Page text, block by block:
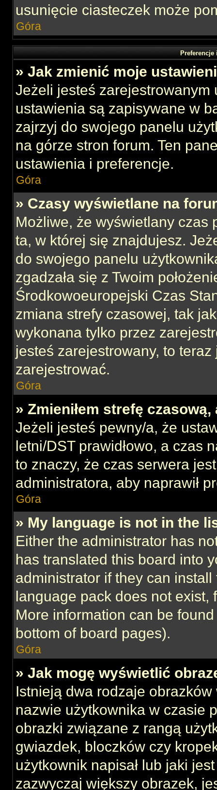
usunięcie ciasteczek może
Góra
» Jak zmienić moje
Jeżeli jesteś zarejestrowanym
ustawienia są zapisywane w
zajrzyj do swojego panelu
na górze stron forum. Ten
ustawienia i preferencje.
Góra
» Czasy wyświetlane na
Możliwe, że wyświetlany czas
ta, w której się znajdujesz.
do swojego panelu
zgadzała się z Twoim
Środkowoeuropejski Czas
zmiana strefy czasowej, tak
wykonana tylko przez
jesteś zarejestrowany, to
zarejestrować.
Góra
» Zmieniłem strefę
Jeżeli jesteś pewny/a, że
letni/DST prawidłowo, a czas
to znaczy, że czas serwera
administratora, aby naprawił
Góra
» My language is not in the
Either the administrator has
has translated this board into
administrator if they can
language pack does not exist,
More information can be
bottom of board pages).
Góra
» Jak mogę wyświetlić
Istnieją dwa rodzaje
nazwie użytkownika w czasie
obrazki związane z rangą
gwiazdek, bloczków czy
użytkownik napisał lub jaki
zazwyczaj większy obrazek,